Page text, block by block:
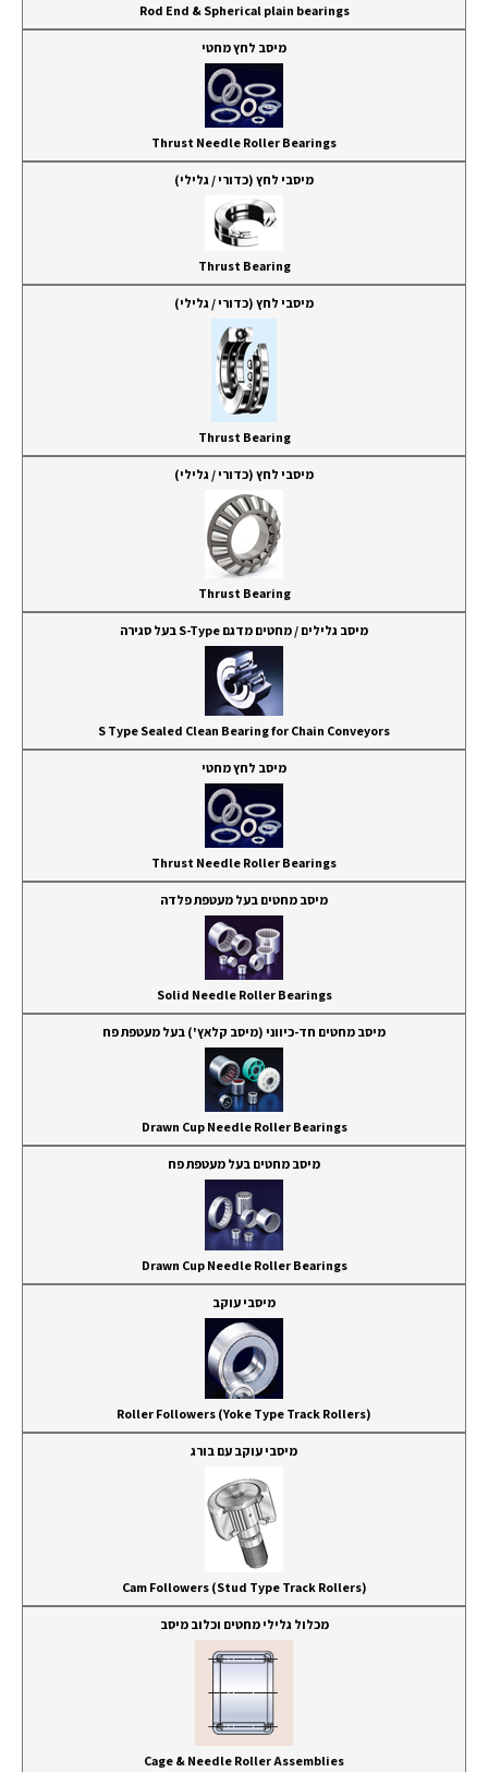
Rod End & Spherical plain bearings
מיסב לחץ מחטי
Thrust Needle Roller Bearings
מיסבי לחץ (כדורי / גלילי)
Thrust Bearing
מיסבי לחץ (כדורי / גלילי)
Thrust Bearing
מיסבי לחץ (כדורי / גלילי)
Thrust Bearing
מיסב גלילים / מחטים מדגם S-Type בעל סגירה
S Type Sealed Clean Bearing for Chain Conveyors
מיסב לחץ מחטי
Thrust Needle Roller Bearings
מיסב מחטים בעל מעטפת פלדה
Solid Needle Roller Bearings
מיסב מחטים חד-כיווני (מיסב קלאץ') בעל מעטפת פח
Drawn Cup Needle Roller Bearings
מיסב מחטים בעל מעטפת פח
Drawn Cup Needle Roller Bearings
מיסבי עוקב
Roller Followers (Yoke Type Track Rollers)
מיסבי עוקב עם בורג
Cam Followers (Stud Type Track Rollers)
מכלול גלילי מחטים וכלוב מיסב
Cage & Needle Roller Assemblies